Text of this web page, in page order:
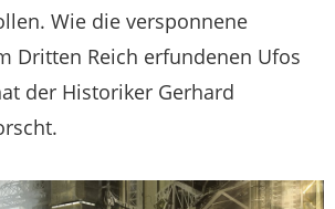
Wie die versponnene
Dritten Reich erfundenen Ufos
der Historiker Gerhard